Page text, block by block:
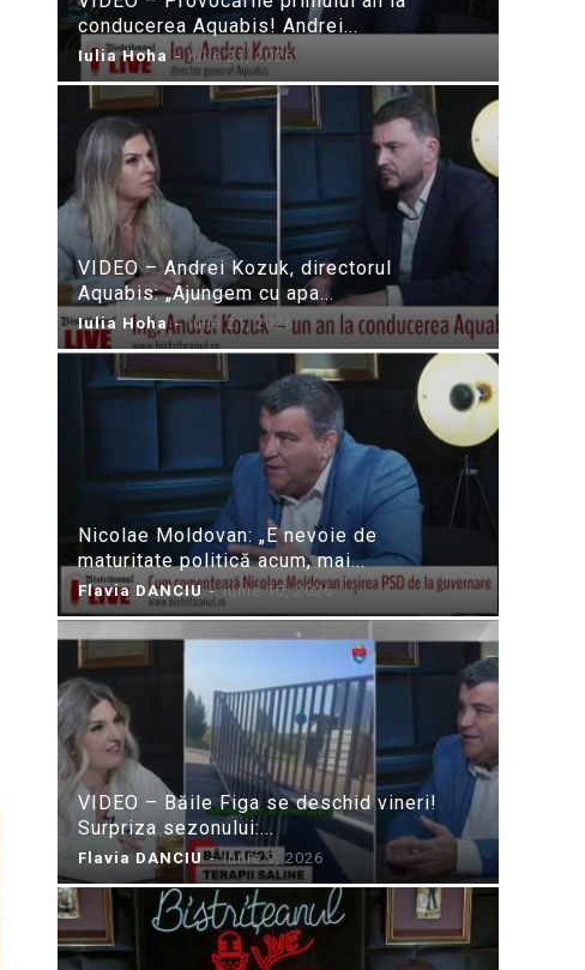
conducerea Aquabis! Andrei...
Iulia Hoha - iulie 21, 2026
VIDEO – Andrei Kozuk, directorul
Aquabis: „Ajungem cu apa...
Iulia Hoha - iulie 21, 2026
Nicolae Moldovan: „E nevoie de
maturitate politică acum, mai...
Flavia DANCIU - iunie 10, 2026
VIDEO – Băile Figa se deschid vineri!
Surpriza sezonului:...
Flavia DANCIU - iunie 9, 2026